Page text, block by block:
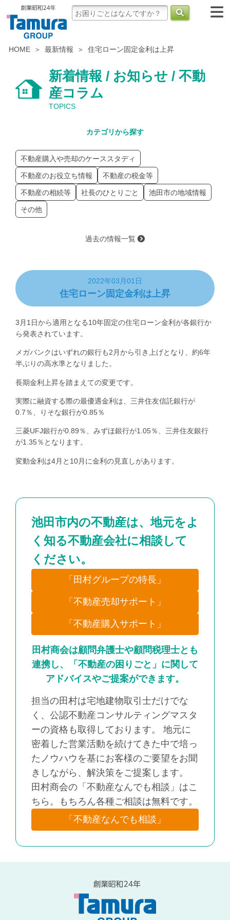
HOME 最新情報 住宅ローン固定金利は上昇
新着情報 / お知らせ / 不動
産コラム
TOPICS
カテゴリから探す
不動産購入や売却のケーススタディ
不動産のお役立ち情報 不動産の税金等
不動産の相続等 社長のひとりごと 池田市の地域情報
その他
過去の情報一覧
2022年03月01日
住宅ローン固定金利は上昇
3月1日から適用となる10年固定の住宅ローン金利が各銀行か
ら発表されています。
メガバンクはいずれの銀行も2月から引き上げとなり、約6年
半ぶりの高水準となりました。
長期金利上昇を踏まえての変更です。
実際に融資する際の最優遇金利は、三井住友信託銀行が
0.7％、りそな銀行が0.85％
三菱UFJ銀行が0.89％、みずほ銀行が1.05％、三井住友銀行
が1.35％となります。
変動金利は4月と10月に金利の見直しがあります。
池田市内の不動産は、地元をよ
く知る不動産会社に相談して
ください。
「田村グループの特長」
「不動産売却サポート」
「不動産購入サポート」
田村商会は顧問弁護士や顧問税理士とも
連携し、「不動産の困りごと」に関して
アドバイスやご提案ができます。
担当の田村は宅地建物取引士だけでな
く、公認不動産コンサルティングマスタ
ーの資格も取得しております。 地元に
密着した営業活動を続けてきた中で培っ
たノウハウを基にお客様のご要望をお聞
きしながら、解決策をご提案します。
田村商会の「不動産なんでも相談」はこ
ちら。もちろん各種ご相談は無料です。
「不動産なんでも相談」